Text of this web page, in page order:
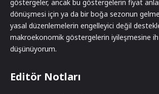
göstergeler, ancak bu göstergelerin fiyat
dönüşmesi için ya da bir boğa sezonun
yasal düzenlemelerin engelleyici değil
makroekonomik göstergelerin iyileşmesine
düşünüyorum.
Editör Notları